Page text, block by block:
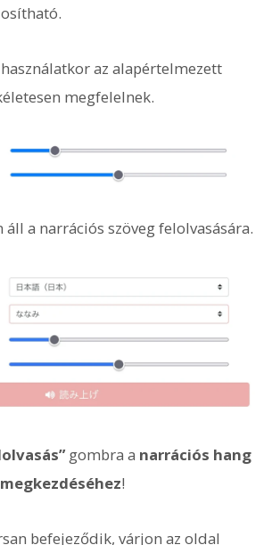
az alapértelmezett
megfelelnek.
áll a narrációs szöveg felolvasására.
gombra a narrációs hang
!
befejeződik, várjon az oldal